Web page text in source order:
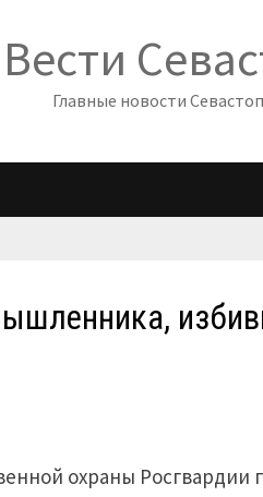
Вести
Главные новости
охраны Росгвардии